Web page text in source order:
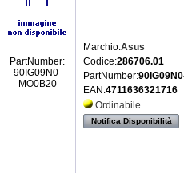
PartNumber:
90IG09N0-
MO0B20
Marchio:Asus
Codice:286706.01
PartNumber:
EAN:4711636321716
Ordinabile
Notifica Disponibilità